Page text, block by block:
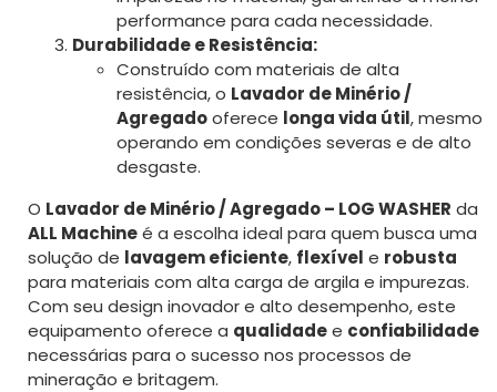
performance para cada necessidade.
Durabilidade e Resistência:
Construído com materiais de alta
resistência, o Lavador de Minério /
Agregadooferece longa vida útil, mesmo
operando em condições severas e de alto
desgaste.
O Lavador de Minério / Agregado – LOG WASHER da
ALL Machineé a escolha ideal para quem busca uma
solução de lavagem eficiente, flexível e robusta
para materiais com alta carga de argila e impurezas.
Com seu design inovador e alto desempenho, este
equipamento oferece a qualidadee confiabilidade
necessárias para o sucesso nos processos de
mineração e britagem.